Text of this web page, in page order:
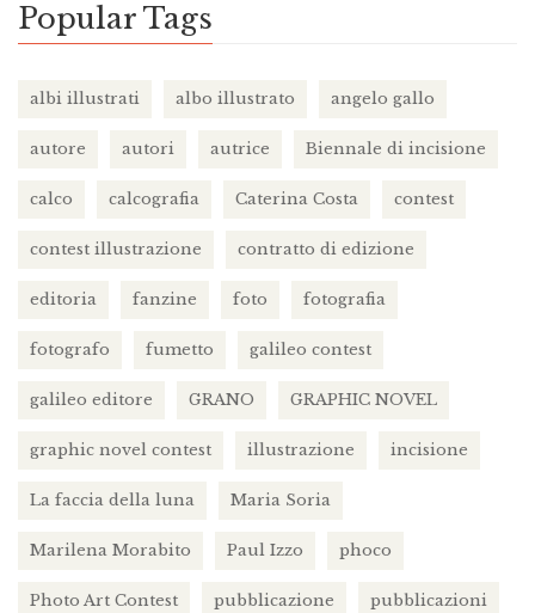
Popular Tags
albi illustrati albo illustrato angelo gallo
autore autori autrice Biennale di incisione
calco calcografia Caterina Costa contest
contest illustrazione contratto di edizione
editoria fanzine foto fotografia
fotografo fumetto galileo contest
galileo editore GRANO GRAPHIC NOVEL
graphic novel contest illustrazione incisione
La faccia della luna Maria Soria
Marilena Morabito Paul Izzo phoco
Photo Art Contest pubblicazione pubblicazioni